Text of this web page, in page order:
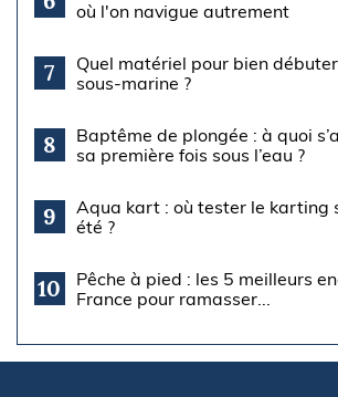
où l'on navigue autrement
7
Quel matériel pour bien
sous-marine ?
8
Baptême de plongée : à quoi
sa première fois sous l’eau ?
9
Aqua kart : où tester le karting
été ?
10
Pêche à pied : les 5 meilleurs
France pour ramasser...